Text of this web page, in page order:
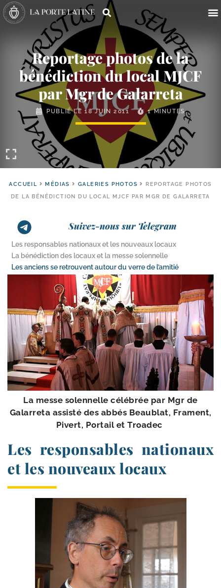
Reportage photos de la
bénédiction du local MJCF
par Mgr de Galarreta
PUBLIÉ LE18 JUIN 2011 1 MINUTES
ACCUEIL MÉDIAS GALERIES PHOTOS
REPORTAGE PHOTOS
DE LA BÉNÉDICTION DU LOCAL MJCF PAR MGR DE GALARRETA
Suivez-nous sur Telegram
Les responsables nationaux et les nouveaux locaux
La bénédiction des locaux et la messe solennelle
Les anciens se retrouvent autour du verre de l’amitié
La messe solen­nelle célé­brée par Mgr de
Galarreta assis­té des abbés Beaublat, Frament,
Pivert, Portail et Troadec
Les responsables nationaux
et les nouveaux locaux